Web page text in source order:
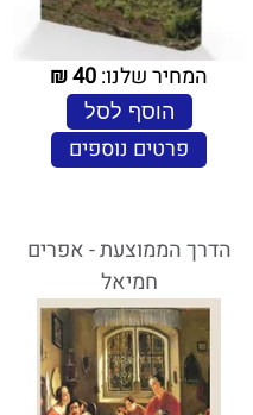
המחיר שלנו:40
₪
הוסף לסל
פרטים נוספים
הדרך הממוצעת - אפרים
חמיאל